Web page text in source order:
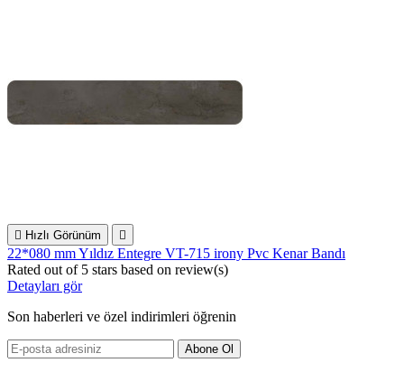
 Hızlı Görünüm 
22*080 mm Yıldız Entegre VT-715 irony Pvc Kenar Bandı
Rated out of 5 stars based on review(s)
Detayları gör
Son haberleri ve özel indirimleri öğrenin